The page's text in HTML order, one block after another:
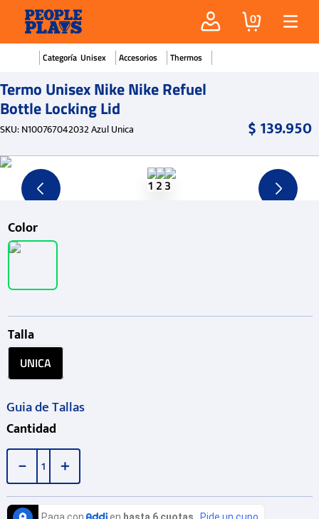
0
Unisex Accesorios Thermos
Termo Unisex Nike Nike Refuel
Bottle Locking Lid
SKU:N100767042032 Azul Unica $139.950
Color
Talla
UNICA
Guia de Tallas
Cantidad
＋
－